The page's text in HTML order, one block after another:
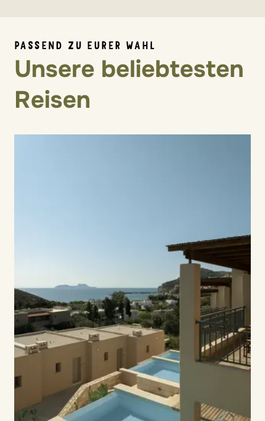
PASSEND ZU EURER WAHL
Unsere beliebtesten
Reisen